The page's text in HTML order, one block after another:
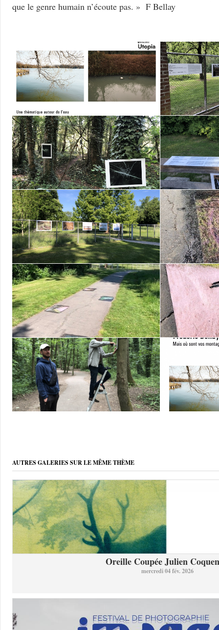
que le genre humain n’écoute pas. » F Bellay
AUTRES GALERIES SUR LE MÊME THÈME
Oreille Coupée Julien
mercredi 04 fév. 2026